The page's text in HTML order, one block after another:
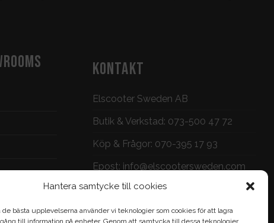
Hantera samtycke till cookies
de bästa upplevelserna använder vi teknologier som cookies för att lagra
KONTAKT
Elscooter Sweden AB
Butik & Verkstad: 073-500 47 72
Köp & Frågor: 070-395 17 93
Epost: info@elscootersweden.com
Brunnsgatan 7, Jönköping